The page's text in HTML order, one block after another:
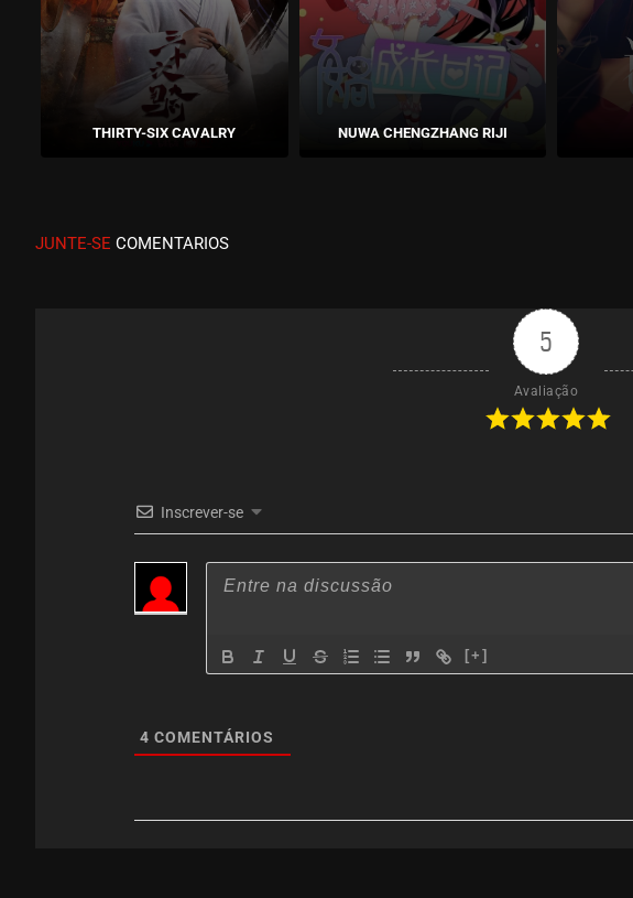
THIRTY-SIX CAVALRY NUWA CHENGZHANG RIJI
JUNTE-SE COMENTARIOS
5
Avaliação
Inscrever-se
[+]
4 COMENTÁRIOS